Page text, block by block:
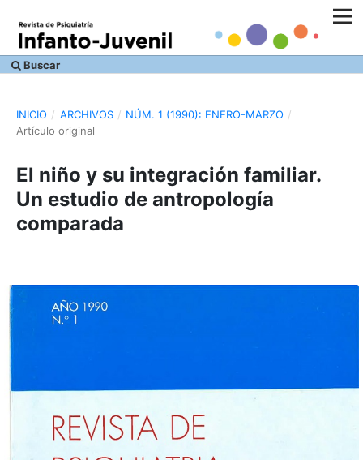
Buscar
INICIO / ARCHIVOS / NÚM. 1 (1990): ENERO-MARZO /
Artículo original
El niño y su integración familiar.
Un estudio de antropología
comparada